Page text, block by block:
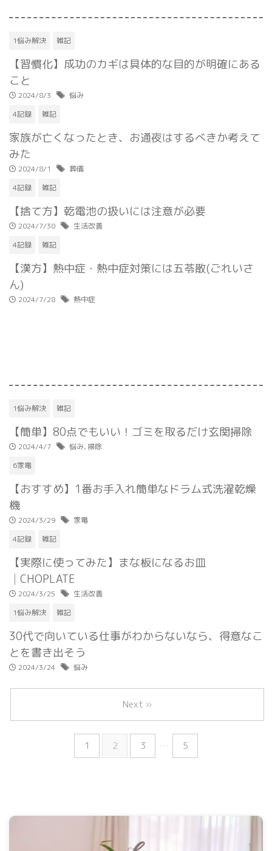
1悩み解決 雑記
【習慣化】成功のカギは具体的な目的が明確にある
こと
2024/8/3
悩み
4記録
雑記
家族が亡くなったとき、お通夜はするべきか考えて
みた
2024/8/1
葬儀
4記録
雑記
【捨て方】乾電池の扱いには注意が必要
2024/7/30
生活改善
4記録
雑記
【漢方】熱中症・熱中症対策には五苓散(ごれいさ
ん)
2024/7/28 熱中症
1悩み解決 雑記
【簡単】80点でもいい！ゴミを取るだけ玄関掃除
2024/4/7 悩み, 掃除
6家電
【おすすめ】1番お手入れ簡単なドラム式洗濯乾燥
機
2024/3/29
家電
4記録
雑記
【実際に使ってみた】まな板になるお皿
│CHOPLATE
2024/3/25
生活改善
1悩み解決
雑記
30代で向いている仕事がわからないなら、得意なこ
とを書き出そう
2024/3/24 悩み
1 2 3 … 5
Next »